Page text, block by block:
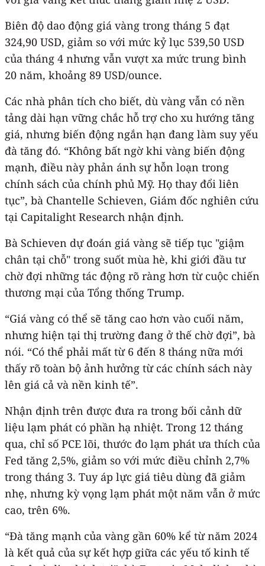
Biên độ dao động giá vàng trong tháng 5 đạt
324,90 USD, giảm so với mức kỷ lục 539,50 USD
của tháng 4 nhưng vẫn vượt xa mức trung bình
20 năm, khoảng 89 USD/ounce.
Các nhà phân tích cho biết, dù vàng vẫn có nền
tảng dài hạn vững chắc hỗ trợ cho xu hướng tăng
giá, nhưng biến động ngắn hạn đang làm suy yếu
đà tăng đó. “Không bất ngờ khi vàng biến động
mạnh, điều này phản ánh sự hỗn loạn trong
chính sách của chính phủ Mỹ. Họ thay đổi liên
tục”, bà Chantelle Schieven, Giám đốc nghiên cứu
tại Capitalight Research nhận định.
Bà Schieven dự đoán giá vàng sẽ tiếp tục "giậm
chân tại chỗ" trong suốt mùa hè, khi giới đầu tư
chờ đợi những tác động rõ ràng hơn từ cuộc chiến
thương mại của Tổng thống Trump.
“Giá vàng có thể sẽ tăng cao hơn vào cuối năm,
nhưng hiện tại thị trường đang ở thế chờ đợi”, bà
nói. “Có thể phải mất từ 6 đến 8 tháng nữa mới
thấy rõ toàn bộ ảnh hưởng từ các chính sách này
lên giá cả và nền kinh tế”.
Nhận định trên được đưa ra trong bối cảnh dữ
liệu lạm phát có phần hạ nhiệt. Trong 12 tháng
qua, chỉ số PCE lõi, thước đo lạm phát ưa thích của
Fed tăng 2,5%, giảm so với mức điều chỉnh 2,7%
trong tháng 3. Tuy áp lực giá tiêu dùng đã giảm
nhẹ, nhưng kỳ vọng lạm phát một năm vẫn ở mức
cao, trên 6%.
“Đà tăng mạnh của vàng gần 60% kể từ năm 2024
là kết quả của sự kết hợp giữa các yếu tố kinh tế